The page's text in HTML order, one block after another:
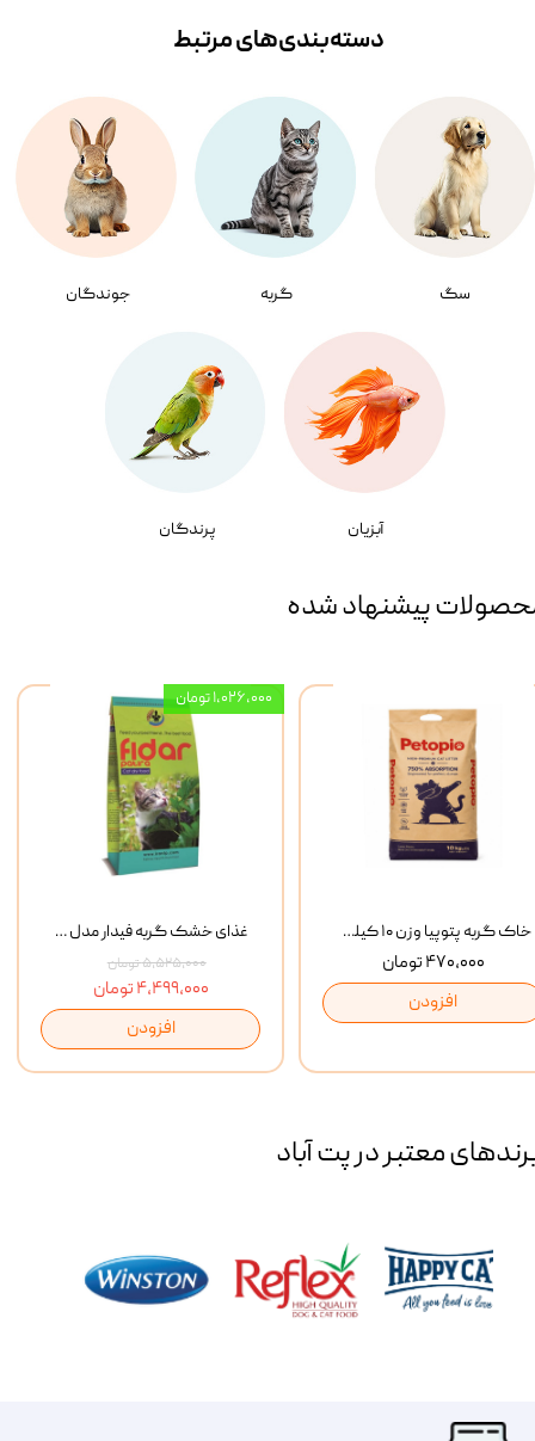
سگ گربه جوندگان
آبزیان پرندگان
دسته‌بندی‌‌های مرتبط
پیشنهاد شده
غذای خشک گربه فیدار مدل Adult وزن 10 کیلوگرم
۵,۵۲۵,۰۰۰ تومان
۴,۴۹۹,۰۰۰ تومان
افزودن
۱,۰۲۶,۰۰۰ تومان
خاک گربه پتوپیا وزن ۱۰ کیلوگرم
۴۷۰,۰۰۰ تومان
افزودن
معتبر در پت آباد